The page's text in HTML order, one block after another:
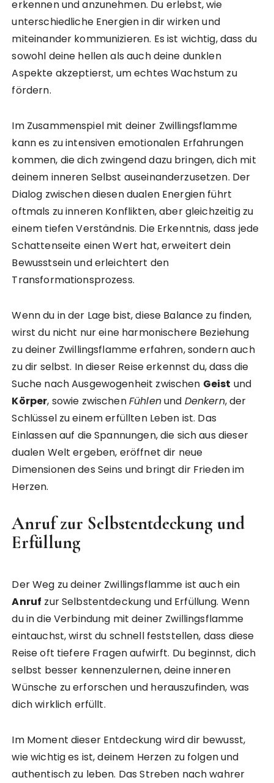
erkennen und anzunehmen. Du erlebst, wie
unterschiedliche Energien in dir wirken und
miteinander kommunizieren. Es ist wichtig, dass du
sowohl deine hellen als auch deine dunklen
Aspekte akzeptierst, um echtes Wachstum zu
fördern.
Im Zusammenspiel mit deiner Zwillingsflamme
kann es zu intensiven emotionalen Erfahrungen
kommen, die dich zwingend dazu bringen, dich mit
deinem inneren Selbst auseinanderzusetzen. Der
Dialog zwischen diesen dualen Energien führt
oftmals zu inneren Konflikten, aber gleichzeitig zu
einem tiefen Verständnis. Die Erkenntnis, dass jede
Schattenseite einen Wert hat, erweitert dein
Bewusstsein und erleichtert den
Transformationsprozess.
Wenn du in der Lage bist, diese Balance zu finden,
wirst du nicht nur eine harmonischere Beziehung
zu deiner Zwillingsflamme erfahren, sondern auch
zu dir selbst. In dieser Reise erkennst du, dass die
Suche nach Ausgewogenheit zwischen Geist und
Körper, sowie zwischenFühlenund Denkern, der
Schlüssel zu einem erfüllten Leben ist. Das
Einlassen auf die Spannungen, die sich aus dieser
dualen Welt ergeben, eröffnet dir neue
Dimensionen des Seins und bringt dir Frieden im
Herzen.
Anruf zur Selbstentdeckung und
Erfüllung
Der Weg zu deiner Zwillingsflamme ist auch ein
Anruf zur Selbstentdeckung und Erfüllung. Wenn
du in die Verbindung mit deiner Zwillingsflamme
eintauchst, wirst du schnell feststellen, dass diese
Reise oft tiefere Fragen aufwirft. Du beginnst, dich
selbst besser kennenzulernen, deine inneren
Wünsche zu erforschen und herauszufinden, was
dich wirklich erfüllt.
Im Moment dieser Entdeckung wird dir bewusst,
wie wichtig es ist, deinem Herzen zu folgen und
authentisch zu leben. Das Streben nach wahrer